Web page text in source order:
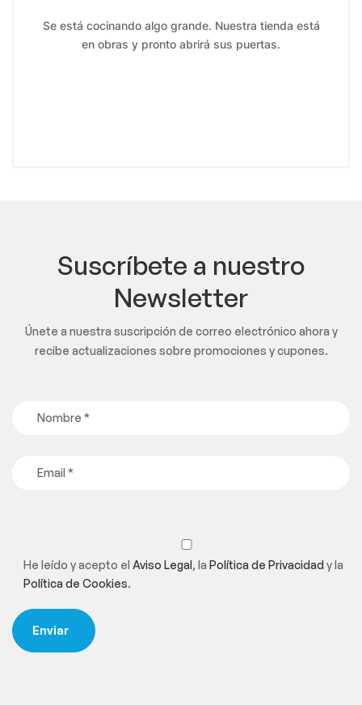
Se está cocinando algo grande. Nuestra tienda está
en obras y pronto abrirá sus puertas.
Suscríbete a nuestro
Newsletter
Únete a nuestra suscripción de correo electrónico ahora y
recibe actualizaciones sobre promociones y cupones.
He leído y acepto el Aviso Legal, la Política de Privacidady la
Política de Cookies.